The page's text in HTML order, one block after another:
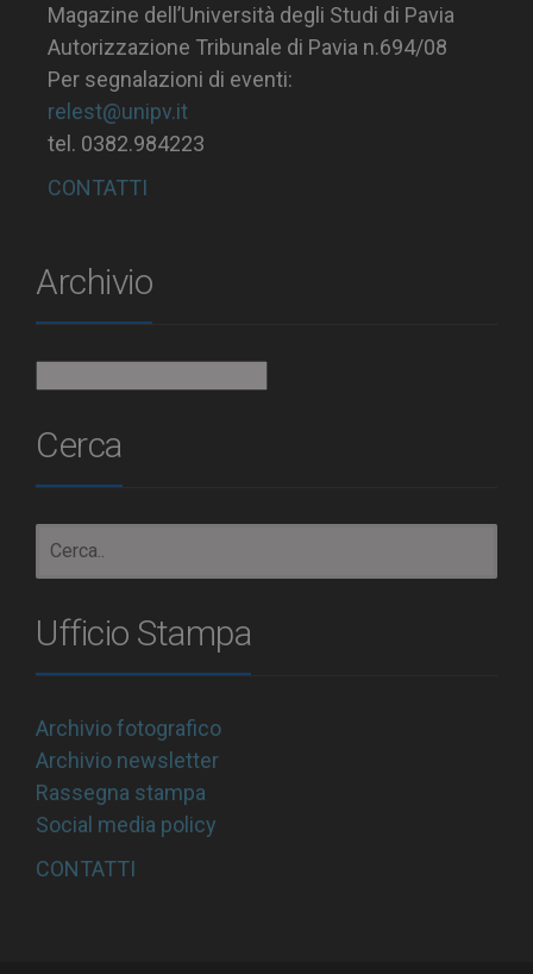
Magazine dell’Università degli Studi di Pavia
Autorizzazione Tribunale di Pavia n.694/08
Per segnalazioni di eventi:
relest@unipv.it
tel. 0382.984223
CONTATTI
Archivio
Cerca
Ufficio Stampa
Archivio fotografico
Archivio newsletter
Rassegna stampa
Social media policy
CONTATTI